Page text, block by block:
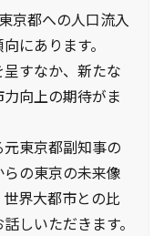
京都への人口流入
にあります。
すなか、新たな
向上の期待がま
東京都副知事の
の東京の未来像
界大都市との比
しいただきます。